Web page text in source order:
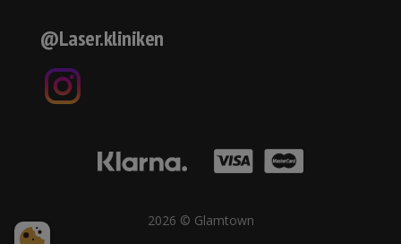
@Laser.kliniken
2026 © Glamtown